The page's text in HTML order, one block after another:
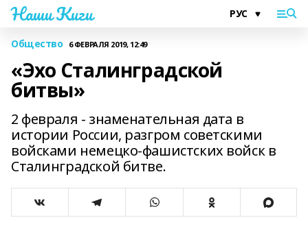
Наши Киги
Общество 6 ФЕВРАЛЯ 2019, 12:49
«Эхо Сталинградской
битвы»
2 февраля - знаменательная дата в
истории России, разгром советскими
войсками немецко-фашистских войск в
Сталинградской битве.